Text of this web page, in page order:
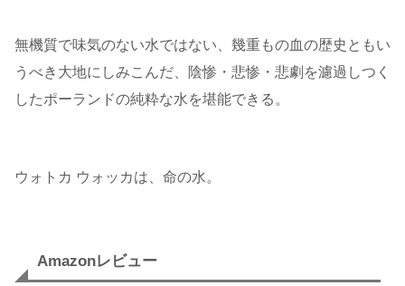
無機質で味気のない水ではない、幾重もの血の歴史ともい
うべき大地にしみこんだ、陰惨・悲惨・悲劇を濾過しつく
したポーランドの純粋な水を堪能できる。
ウォトカ ウォッカは、命の水。
Amazonレビュー